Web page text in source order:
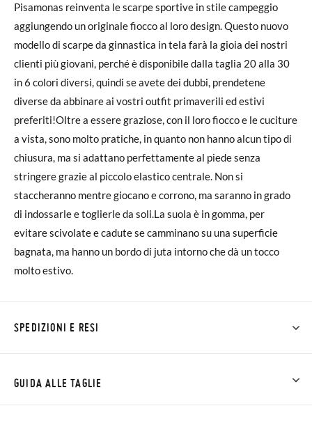
Pisamonas reinventa le scarpe sportive in stile campeggio
aggiungendo un originale fiocco al loro design. Questo nuovo
modello di scarpe da ginnastica in tela farà la gioia dei nostri
clienti più giovani, perché è disponibile dalla taglia 20 alla 30
in 6 colori diversi, quindi se avete dei dubbi, prendetene
diverse da abbinare ai vostri outfit primaverili ed estivi
preferiti!Oltre a essere graziose, con il loro fiocco e le cuciture
a vista, sono molto pratiche, in quanto non hanno alcun tipo di
chiusura, ma si adattano perfettamente al piede senza
stringere grazie al piccolo elastico centrale. Non si
staccheranno mentre giocano e corrono, ma saranno in grado
di indossarle e toglierle da soli.La suola è in gomma, per
evitare scivolate e cadute se camminano su una superficie
bagnata, ma hanno un bordo di juta intorno che dà un tocco
molto estivo.
SPEDIZIONI E RESI
ordini inferiori a 30 €, la spedizione standard costa 3,95 € e
GUIDA ALLE TAGLIE